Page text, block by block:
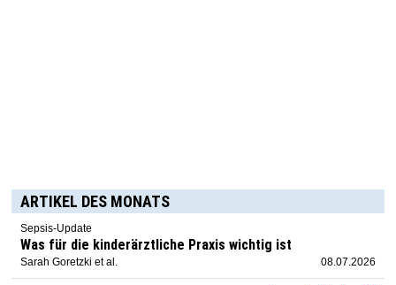
ARTIKEL DES MONATS
Sepsis-Update
Was für die kinderärztliche Praxis wichtig ist
Sarah Goretzki et al. 08.07.2026